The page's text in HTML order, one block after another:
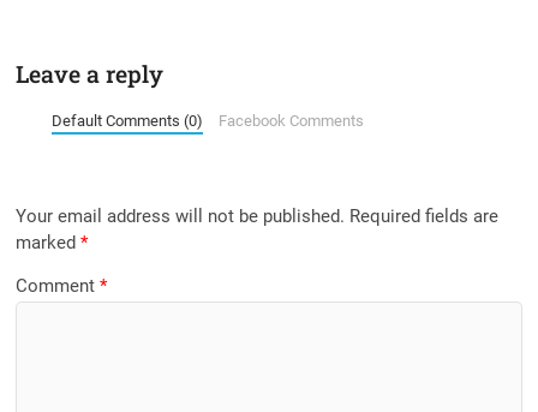
Leave a reply
Default Comments (0) Facebook Comments
Your email address will not be published. Required fields are
marked*
Comment*